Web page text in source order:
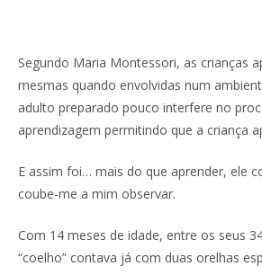
Segundo Maria Montessori, as crianças
mesmas quando envolvidas num
adulto preparado pouco interfere no
aprendizagem permitindo que a criança
E assim foi… mais do que aprender, ele
coube-me a mim observar.
Com 14 meses de idade, entre os seus
“coelho” contava já com duas orelhas